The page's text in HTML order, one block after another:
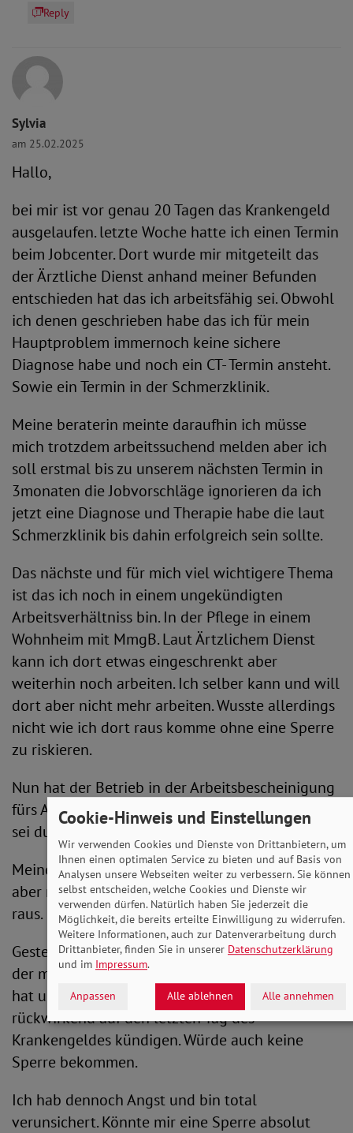
Reply
Sylvia
am 25.02.2025
Hallo,
bei mir ist vor genau 20 Tagen das Krankengeld
ausgelaufen. letzte Woche hatte ich einen Termin
beim Jobcenter. Dort wurde mir mitgeteilt das
der Ärztliche Dienst anhand meiner Befunden
entschieden hat das ich arbeitsfähig sei. Obwohl
ich denen geschrieben habe das ich für mein
Hauptproblem immernoch keine sichere
Diagnose habe und noch ein CT- Termin ansteht.
Sowie ein Termin in der Schmerzklinik.
Meine beraterin meinte daraufhin ich müsse
mich trotzdem arbeitssuchend melden aber ich
soll erstmal bis zu unserem nächsten Termin in
3monaten die Jobvorschläge ignorieren da ich
jetzt eine Diagnose und Therapie habe die laut
Schmerzklinik bis dahin erfolgreich sein sollte.
Das nächste und für mich viel wichtigere Thema
ist das ich noch in einem ungekündigten
Arbeitsverhältniss bin. In der Pflege in einem
Wohnheim mit MmgB. Laut Ärtzlichem Dienst
kann ich dort etwas eingeschrenkt aber
weiterhin noch arbeiten. Ich selber kann und will
dort aber nicht mehr arbeiten. Wusste allerdings
nicht wie ich dort raus komme ohne eine Sperre
zu riskieren.
Nun hat der Betrieb in der Arbeitsbescheinigung
fürs Arbeitsamt angegeben das Arbeitsverhältnis
sei durch den Arbeitsnehmer gekündigt/beendet.
Meine Beraterin vom AA wirkte etwas unsicher
aber meinte somit bin ich jetzt aus dem Betrieb
raus.
Gestern kam dann ein Anruf von meinem Chef
der meinte das ihm das Arbeitsamt angerufen
hat und geraten hat ich sollte schnellstmöglich
rückwirkend auf den letzten Tag des
Krankengeldes kündigen. Würde auch keine
Sperre bekommen.
Ich hab dennoch Angst und bin total
verunsichert. Könnte mir eine Sperre absolut
Cookie-Hinweis und Einstellungen
Wir verwenden Cookies und Dienste von Drittanbietern, um
Ihnen einen optimalen Service zu bieten und auf Basis von
Analysen unsere Webseiten weiter zu verbessern. Sie können
selbst entscheiden, welche Cookies und Dienste wir
verwenden dürfen. Natürlich haben Sie jederzeit die
Möglichkeit, die bereits erteilte Einwilligung zu widerrufen.
Weitere Informationen, auch zur Datenverarbeitung durch
Drittanbieter, finden Sie in unserer Datenschutzerklärung
und im Impressum.
Anpassen Alle ablehnen Alle annehmen